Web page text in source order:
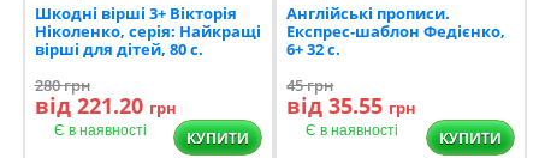
Шкодні вірші 3+ Вікторія
Ніколенко, серія: Найкращі
вірші для дітей, 80 с.
280грн
від 221.20 грн
Є в наявності КУПИТИ
Англійські прописи.
Експрес-шаблон Федієнко,
6+ 32 с.
45грн
від 35.55 грн
Є в наявності КУПИТИ